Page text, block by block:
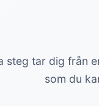
steg tar dig från
som du